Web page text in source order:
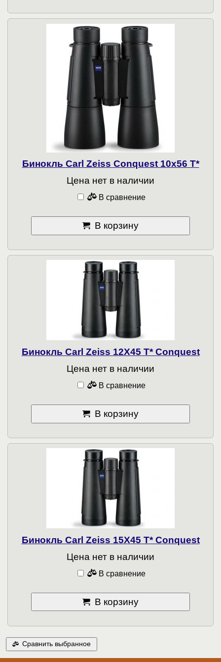
Бинокль Carl Zeiss Conquest 10x56 T*
Цена нет в наличии
В сравнение
В корзину
Бинокль Carl Zeiss 12X45 T* Conquest
Цена нет в наличии
В сравнение
В корзину
Бинокль Carl Zeiss 15X45 T* Conquest
Цена нет в наличии
В сравнение
В корзину
Сравнить выбранное